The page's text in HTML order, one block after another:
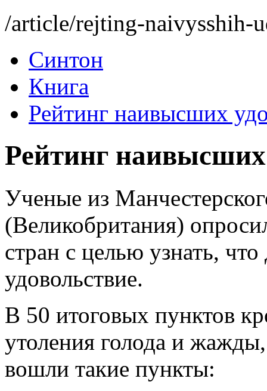
/article/rejting-naivysshih-
Синтон
Книга
Рейтинг наивысших
Рейтинг наивысших
Ученые из
(Великобритания)
стран с целью узнать,
удовольствие.
В 50 итоговых пунктов
утоления голода и жажды,
вошли такие пункты: